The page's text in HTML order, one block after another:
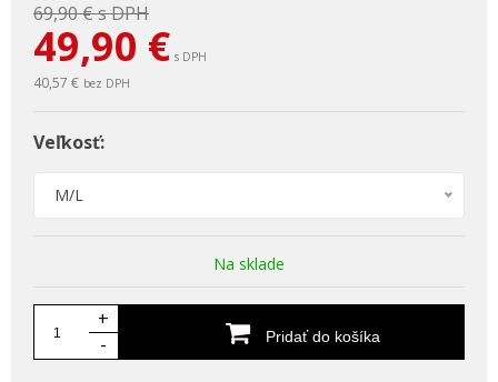
69,90 €s DPH
49,90 € s DPH
40,57 € bez DPH
Veľkosť:
M/L
Na sklade
+
-
Pridať do košíka